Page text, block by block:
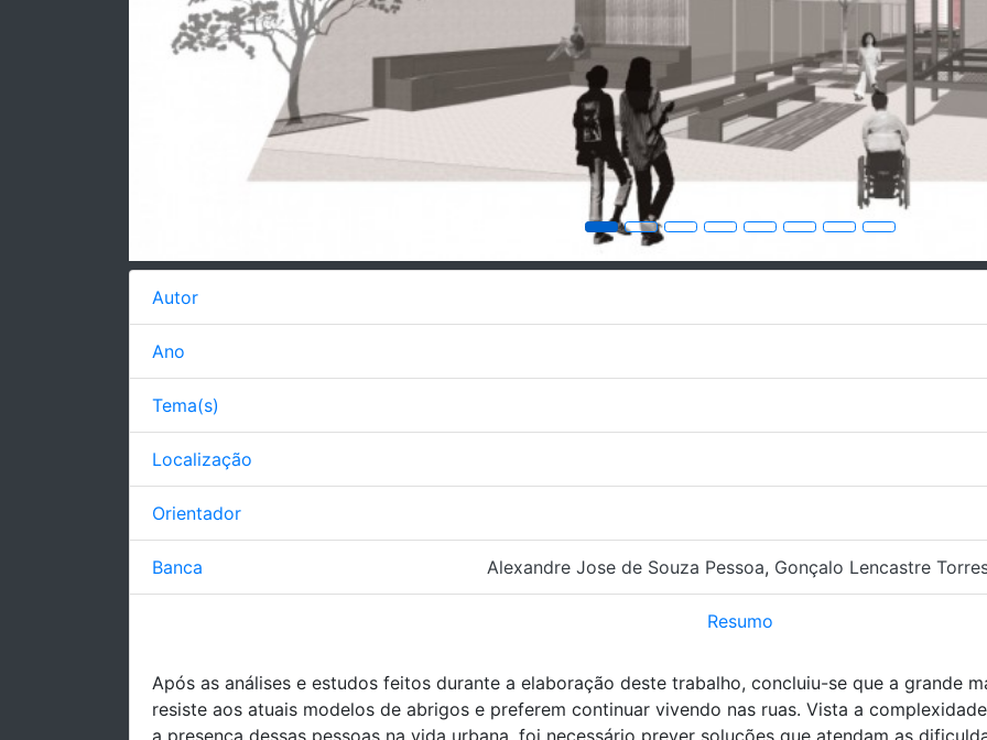
Autor
Ano
Tema(s)
Localização
Orientador
Banca Alexandre Jose de Souza Pessoa, Gonçalo Lencastre
Resumo
Após as análises e estudos feitos durante a elaboração deste trabalho, concluiu-se que a grande
resiste aos atuais modelos de abrigos e preferem continuar vivendo nas ruas. Vista a
a presença dessas pessoas na vida urbana, foi necessário prever soluções que atendam as